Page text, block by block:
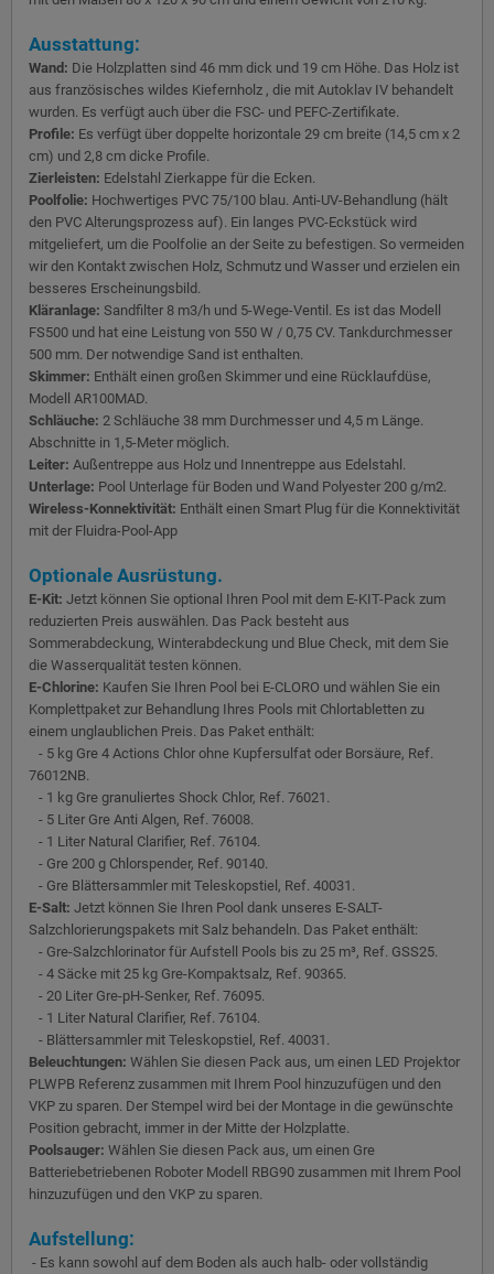
Ausstattung:
Wand: Die Holzplatten sind 46 mm dick und 19 cm Höhe. Das Holz ist
aus französisches wildes Kiefernholz , die mit Autoklav IV behandelt
wurden. Es verfügt auch über die FSC- und PEFC-Zertifikate.
Profile: Es verfügt über doppelte horizontale 29 cm breite (14,5 cm x 2
cm) und 2,8 cm dicke Profile.
Zierleisten: Edelstahl Zierkappe für die Ecken.
Poolfolie: Hochwertiges PVC 75/100 blau. Anti-UV-Behandlung (hält
den PVC Alterungsprozess auf). Ein langes PVC-Eckstück wird
mitgeliefert, um die Poolfolie an der Seite zu befestigen. So vermeiden
wir den Kontakt zwischen Holz, Schmutz und Wasser und erzielen ein
besseres Erscheinungsbild.
Kläranlage: Sandfilter 8 m3/h und 5-Wege-Ventil. Es ist das Modell
FS500 und hat eine Leistung von 550 W / 0,75 CV. Tankdurchmesser
500 mm. Der notwendige Sand ist enthalten.
Skimmer: Enthält einen großen Skimmer und eine Rücklaufdüse,
Modell AR100MAD.
Schläuche: 2 Schläuche 38 mm Durchmesser und 4,5 m Länge.
Abschnitte in 1,5-Meter möglich.
Leiter: Außentreppe aus Holz und Innentreppe aus Edelstahl.
Unterlage: Pool Unterlage für Boden und Wand Polyester 200 g/m2.
Wireless-Konnektivität: Enthält einen Smart Plug für die Konnektivität
mit der Fluidra-Pool-App
Optionale Ausrüstung.
E-Kit: Jetzt können Sie optional Ihren Pool mit dem E-KIT-Pack zum
reduzierten Preis auswählen. Das Pack besteht aus
Sommerabdeckung, Winterabdeckung und Blue Check, mit dem Sie
die Wasserqualität testen können.
E-Chlorine: Kaufen Sie Ihren Pool bei E-CLORO und wählen Sie ein
Komplettpaket zur Behandlung Ihres Pools mit Chlortabletten zu
einem unglaublichen Preis. Das Paket enthält:
- 5 kg Gre 4 Actions Chlor ohne Kupfersulfat oder Borsäure, Ref.
76012NB.
- 1 kg Gre granuliertes Shock Chlor, Ref. 76021.
- 5 Liter Gre Anti Algen, Ref. 76008.
- 1 Liter Natural Clarifier, Ref. 76104.
- Gre 200 g Chlorspender, Ref. 90140.
- Gre Blättersammler mit Teleskopstiel, Ref. 40031.
E-Salt: Jetzt können Sie Ihren Pool dank unseres E-SALT-
Salzchlorierungspakets mit Salz behandeln. Das Paket enthält:
- Gre-Salzchlorinator für Aufstell Pools bis zu 25 m³, Ref. GSS25.
- 4 Säcke mit 25 kg Gre-Kompaktsalz, Ref. 90365.
- 20 Liter Gre-pH-Senker, Ref. 76095.
- 1 Liter Natural Clarifier, Ref. 76104.
- Blättersammler mit Teleskopstiel, Ref. 40031.
Beleuchtungen: Wählen Sie diesen Pack aus, um einen LED Projektor
PLWPB Referenz zusammen mit Ihrem Pool hinzuzufügen und den
VKP zu sparen. Der Stempel wird bei der Montage in die gewünschte
Position gebracht, immer in der Mitte der Holzplatte.
Poolsauger: Wählen Sie diesen Pack aus, um einen Gre
Batteriebetriebenen Roboter Modell RBG90 zusammen mit Ihrem Pool
hinzuzufügen und den VKP zu sparen.
Aufstellung:
- Es kann sowohl auf dem Boden als auch halb- oder vollständig